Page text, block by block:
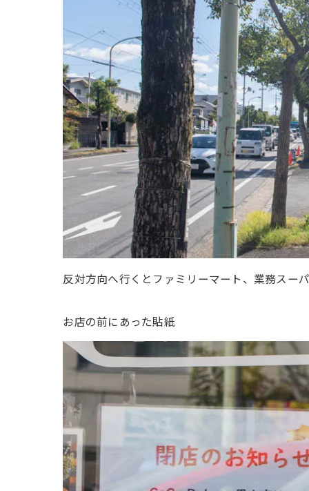
反対方向へ行くとファミリーマート、業務スー
お店の前にあった貼紙